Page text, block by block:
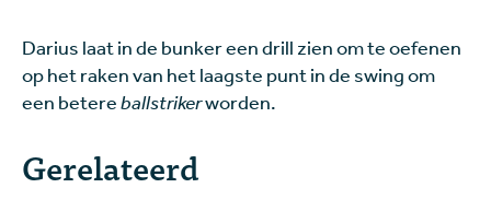
Darius laat in de bunker een drill zien om te oefenen
op het raken van het laagste punt in de swing om
een betereballstrikerworden.
Gerelateerd